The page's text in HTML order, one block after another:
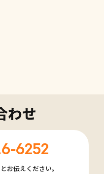
わせ
6252
お伝えください。